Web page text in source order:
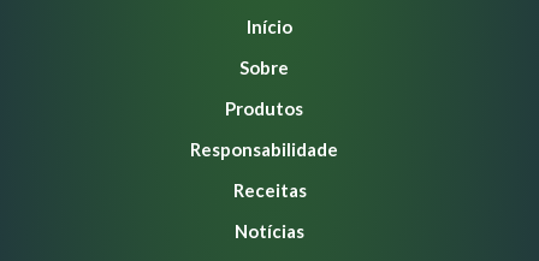
Início
Sobre
Produtos
Responsabilidade
Receitas
Notícias